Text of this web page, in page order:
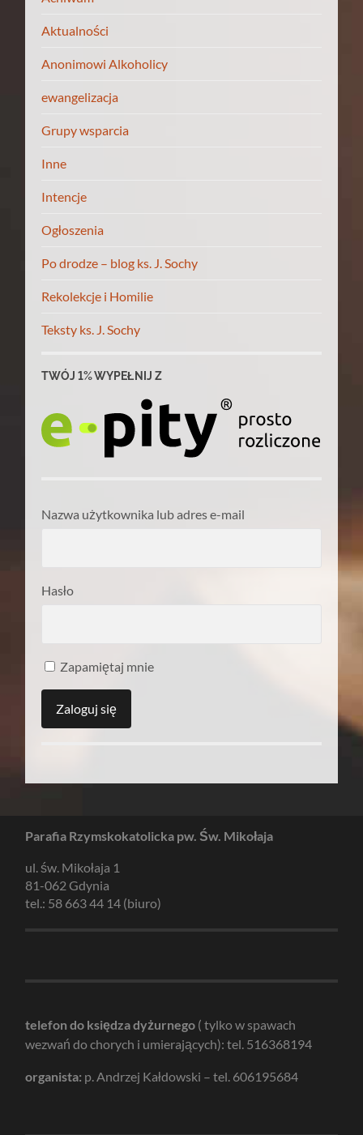
Aktualności
Anonimowi Alkoholicy
ewangelizacja
Grupy wsparcia
Inne
Intencje
Ogłoszenia
Po drodze – blog ks. J. Sochy
Rekolekcje i Homilie
Teksty ks. J. Sochy
TWÓJ 1% WYPEŁNIJ Z
Nazwa użytkownika lub adres e-mail
Hasło
Zapamiętaj mnie
Parafia Rzymskokatolicka pw. Św. Mikołaja
ul. św. Mikołaja 1
81-062 Gdynia
tel.: 58 663 44 14 (biuro)
telefon do księdza dyżurnego ( tylko w spawach
wezwań do chorych i umierających): tel. 516368194
organista: p. Andrzej Kałdowski – tel. 606195684